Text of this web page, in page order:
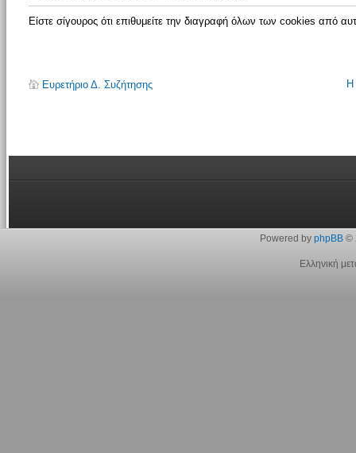
Είστε σίγουρος ότι επιθυμείτε την διαγραφή όλων των cookies από
Ευρετήριο Δ. Συζήτησης Η
Powered by phpBB©
Ελληνική